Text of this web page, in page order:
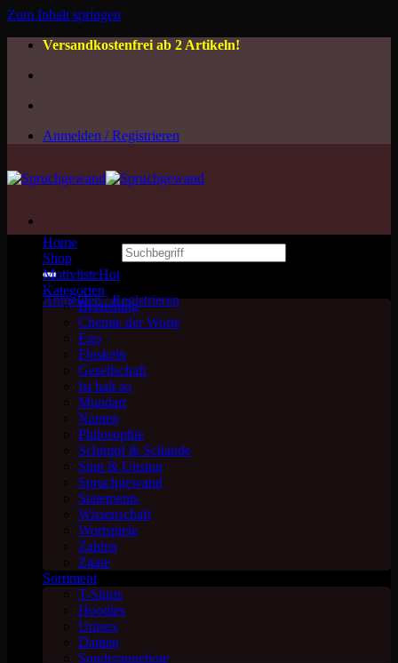
Zum Inhalt springen
Versandkostenfrei ab 2 Artikeln!
Anmelden / Registrieren
Suchen nach:
Anmelden / Registrieren
Home
Shop
Motivliste
Kategorien
Beziehung
Chemie der Worte
Ego
Floskeln
Gesellschaft
Ist halt so
Mundart
Namen
Philosophie
Schimpf & Schande
Sinn & Unsinn
Spruchgewand
Statements
Wissenschaft
Wortspiele
Zahlen
Zitate
Sortiment
T-Shirts
Hoodies
Unisex
Damen
Sonderangebote